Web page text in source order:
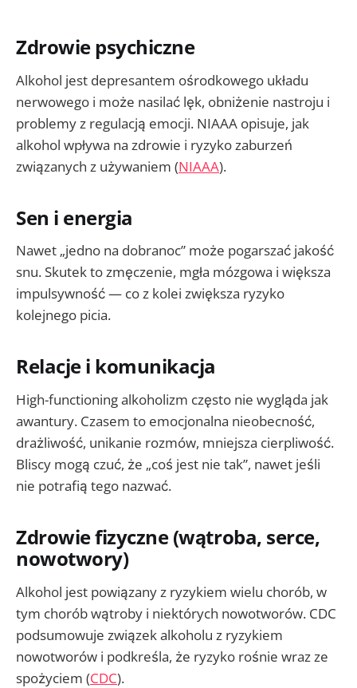
Zdrowie psychiczne
Alkohol jest depresantem ośrodkowego układu
nerwowego i może nasilać lęk, obniżenie nastroju i
problemy z regulacją emocji. NIAAA opisuje, jak
alkohol wpływa na zdrowie i ryzyko zaburzeń
związanych z używaniem (NIAAA).
Sen i energia
Nawet „jedno na dobranoc” może pogarszać jakość
snu. Skutek to zmęczenie, mgła mózgowa i większa
impulsywność — co z kolei zwiększa ryzyko
kolejnego picia.
Relacje i komunikacja
High-functioning alkoholizm często nie wygląda jak
awantury. Czasem to emocjonalna nieobecność,
drażliwość, unikanie rozmów, mniejsza cierpliwość.
Bliscy mogą czuć, że „coś jest nie tak”, nawet jeśli
nie potrafią tego nazwać.
Zdrowie fizyczne (wątroba, serce,
nowotwory)
Alkohol jest powiązany z ryzykiem wielu chorób, w
tym chorób wątroby i niektórych nowotworów. CDC
podsumowuje związek alkoholu z ryzykiem
nowotworów i podkreśla, że ryzyko rośnie wraz ze
spożyciem (CDC).